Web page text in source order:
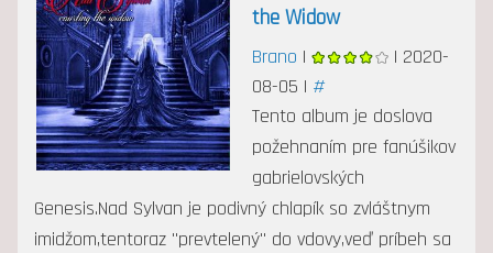
the Widow
Brano |
| 2020-
08-05 | #
Tento album je doslova
požehnaním pre fanúšikov
gabrielovských
Genesis.Nad Sylvan je podivný chlapík so zvláštnym
imidžom,tentoraz "prevtelený" do vdovy,veď príbeh sa